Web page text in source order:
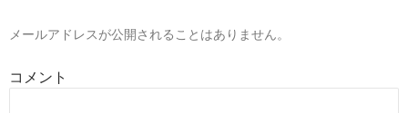
ョ
ン
メールアドレスが公開されることはありません。
コメント